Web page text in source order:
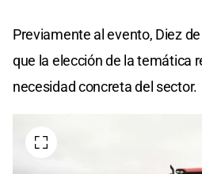
Previamente al evento, Diez
que la elección de la temática
necesidad concreta del sector.